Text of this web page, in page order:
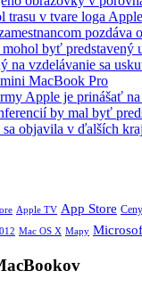
trasu v tvare loga Apple
pozdáva
byť predstavený
na vzdelávanie sa
MacBook Pro
Apple je prinášať
by mal byť
sa objavila v ďalších
Apple TV App Store Ceny
Mac OS X Mapy